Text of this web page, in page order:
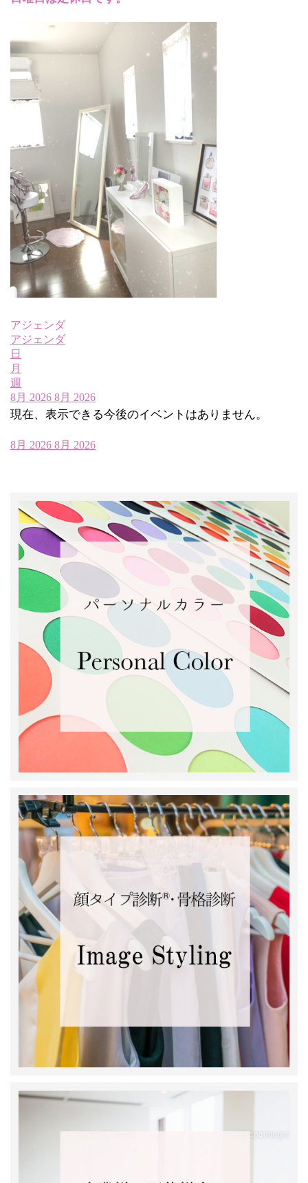
アジェンダ
アジェンダ
日
月
週
8月 2026 8月 2026
現在、表示できる今後のイベントはありません。
8月 2026 8月 2026